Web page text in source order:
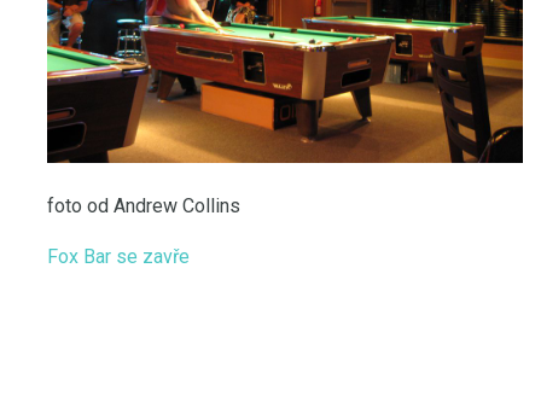
foto od Andrew Collins
Fox Bar se zavře